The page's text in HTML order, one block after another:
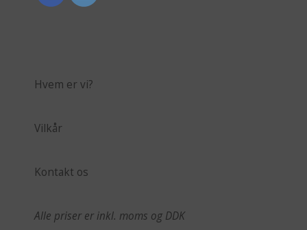
Hvem er vi?
Vilkår
Kontakt os
Alle priser er inkl. moms og DDK